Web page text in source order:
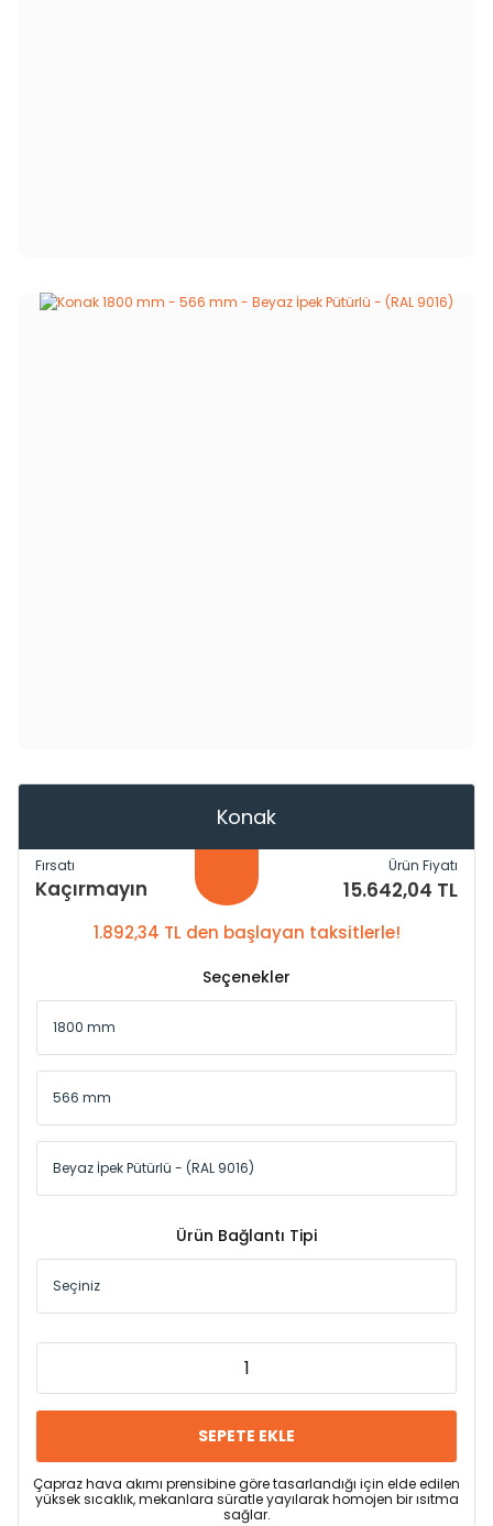
Konak
Fırsatı
Kaçırmayın
Ürün Fiyatı
15.642,04 TL
1.892,34 TL den başlayan taksitlerle!
Seçenekler
Ürün Bağlantı Tipi
SEPETE EKLE
Çapraz hava akımı prensibine göre tasarlandığı için elde edilen
yüksek sıcaklık, mekanlara süratle yayılarak homojen bir ısıtma
sağlar.